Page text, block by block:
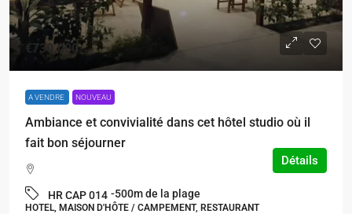
€730.000
A VENDRE NOUVEAU
Ambiance et convivialité dans cet hôtel studio où il
fait bon séjourner
HR CAP 014 -500m de la plage
HOTEL, MAISON D'HÔTE / CAMPEMENT, RESTAURANT
Détails